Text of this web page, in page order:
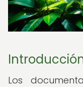
Los